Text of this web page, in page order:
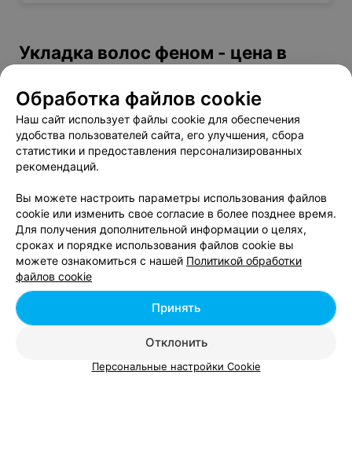
Укладка волос феном - цена в
Укладка волос феном (длинные)
от 18 руб.
Укладка волос феном (короткие)
от 11 руб.
Укладка волос феном (средние)
от 15 руб.
Добавить компанию
Добавить специалиста
Обработка файлов cookie
Наш сайт использует файлы cookie для обеспечения
удобства пользователей сайта, его улучшения, сбора
статистики и предоставления персонализированных
рекомендаций.
Вы можете настроить параметры использования файлов
cookie или изменить свое согласие в более позднее время.
Для получения дополнительной информации о целях,
сроках и порядке использования файлов cookie вы
можете ознакомиться с нашей Политикой обработки
файлов cookie
Отклонить
Принять
Персональные настройки Cookie